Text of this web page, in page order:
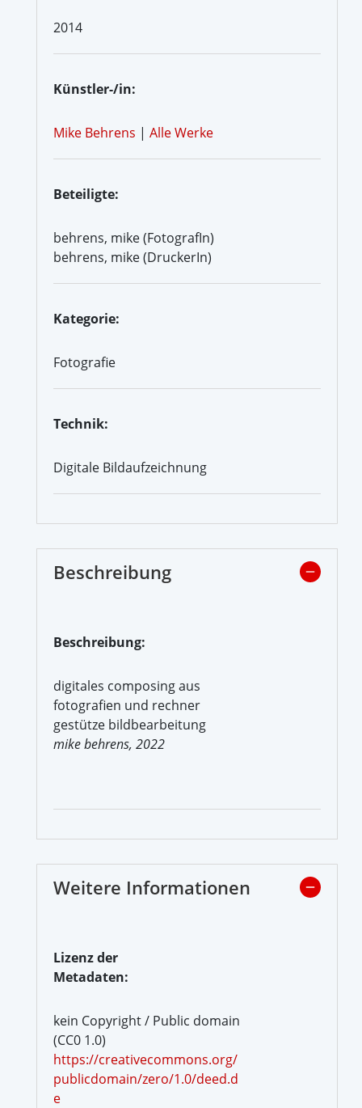
2014
Künstler-/in:
Mike Behrens | Alle Werke
Beteiligte:
behrens, mike (FotografIn)
behrens, mike (DruckerIn)
Kategorie:
Fotografie
Technik:
Digitale Bildaufzeichnung
Beschreibung
Beschreibung:
digitales composing aus
fotografien und rechner
gestütze bildbearbeitung
mike behrens, 2022
Weitere Informationen
Lizenz der
Metadaten:
kein Copyright / Public domain
(CC0 1.0)
https://creativecommons.org/
publicdomain/zero/1.0/deed.d
e